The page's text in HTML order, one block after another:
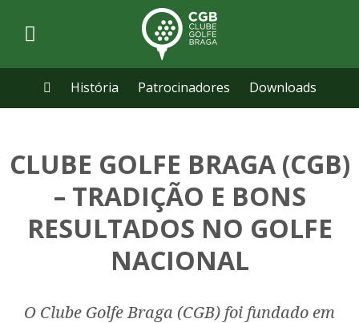
História Patrocinadores Downloads
CLUBE GOLFE BRAGA (CGB)
– TRADIÇÃO E BONS
RESULTADOS NO GOLFE
NACIONAL
O Clube Golfe Braga (CGB) foi fundado em